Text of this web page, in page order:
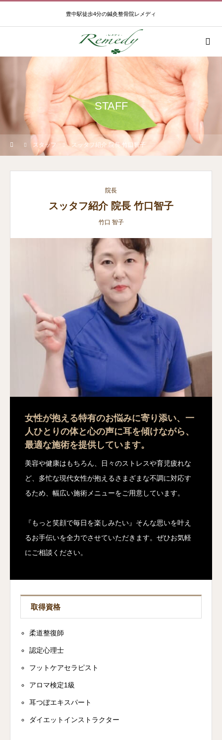
豊中駅徒歩4分の鍼灸整骨院レメディ
STAFF
スタッフ スッタフ紹介 院長 竹口智子
院長
スッタフ紹介 院長 竹口智子
竹口 智子
女性が抱える特有のお悩みに寄り添い、一
人ひとりの体と心の声に耳を傾けながら、
最適な施術を提供しています。
美容や健康はもちろん、日々のストレスや育児疲れな
ど、多忙な現代女性が抱えるさまざまな不調に対応す
るため、幅広い施術メニューをご用意しています。
『もっと笑顔で毎日を楽しみたい』そんな思いを叶え
るお手伝いを全力でさせていただきます。ぜひお気軽
にご相談ください。
取得資格
柔道整復師
認定心理士
フットケアセラピスト
アロマ検定1級
耳つぼエキスパート
ダイエットインストラクター